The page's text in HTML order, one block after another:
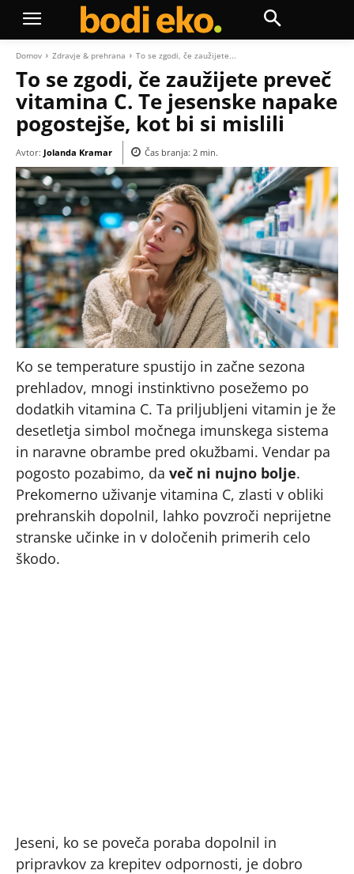
Domov Zdravje & prehrana To se zgodi, če zaužijete...
To se zgodi, če zaužijete preveč
vitamina C. Te jesenske napake
pogostejše, kot bi si mislili
Avtor: Jolanda Kramar Čas branja: 2 min.
Ko se temperature spustijo in začne sezona
prehladov, mnogi instinktivno posežemo po
dodatkih vitamina C. Ta priljubljeni vitamin je že
desetletja simbol močnega imunskega sistema
in naravne obrambe pred okužbami. Vendar pa
pogosto pozabimo, da več ni nujno bolje.
Prekomerno uživanje vitamina C, zlasti v obliki
prehranskih dopolnil, lahko povzroči neprijetne
stranske učinke in v določenih primerih celo
škodo.
Jeseni, ko se poveča poraba dopolnil in
pripravkov za krepitev odpornosti, je dobro